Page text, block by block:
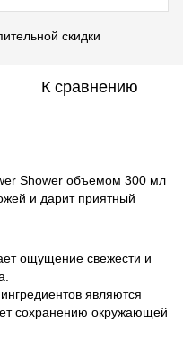
скидки
К сравнению
Shower объемом 300 мл
и дарит приятный
ощущение свежести и
являются
сохранению окружающей